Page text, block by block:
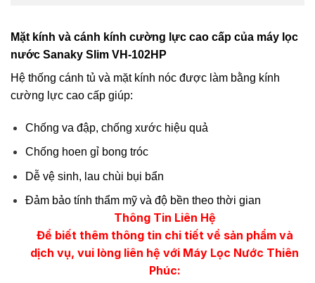
Mặt kính và cánh kính cường lực cao cấp của máy lọc
nước Sanaky Slim VH-102HP
Hệ thống cánh tủ và mặt kính nóc được làm bằng kính
cường lực cao cấp giúp:
Chống va đập, chống xước hiệu quả
Chống hoen gỉ bong tróc
Dễ vệ sinh, lau chùi bụi bẩn
Đảm bảo tính thẩm mỹ và độ bền theo thời gian
Thông Tin Liên Hệ
Để biết thêm thông tin chi tiết về sản phẩm và
dịch vụ, vui lòng liên hệ với Máy Lọc Nước Thiên
Phúc: